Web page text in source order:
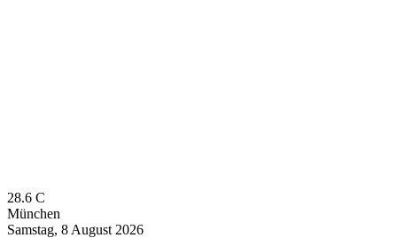
28.6 C
München
Samstag, 8 August 2026